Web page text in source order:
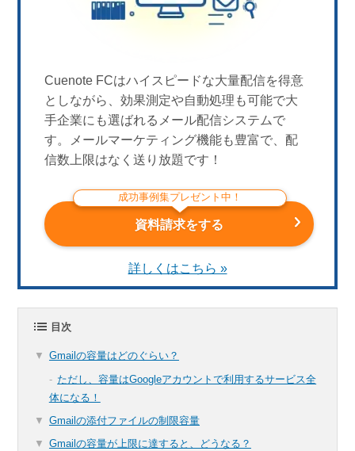
Cuenote FCはハイスピードな大量配信を得意
としながら、効果測定や自動処理も可能で大
手企業にも選ばれるメール配信システムで
す。メールマーケティング機能も豊富で、配
信数上限はなく送り放題です！
成功事例集プレゼント中！
資料請求をする
詳しくはこちら »
目次
Gmailの容量はどのぐらい？
ただし、容量はGoogleアカウントで利用するサービス全
体になる！
Gmailの添付ファイルの制限容量
Gmailの容量が上限に達すると、どうなる？